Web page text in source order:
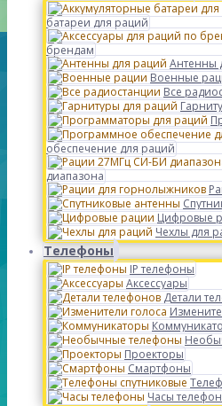
батареи для раций
брендам
Антенны
Военные
Все
обеспечение для раций
диапазона
Цифровые
Чехлы для
Телефоны
IP телефоны
Аксессуары
Детали
Проекторы
Смартфоны
Часы